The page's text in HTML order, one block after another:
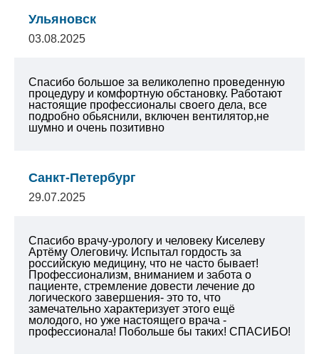
Ульяновск
03.08.2025
Спасибо большое за великолепно проведенную
процедуру и комфортную обстановку. Работают
настоящие профессионалы своего дела, все
подробно обьяснили, включен вентилятор,не
шумно и очень позитивно
Санкт-Петербург
29.07.2025
Спасибо врачу-урологу и человеку Киселеву
Артёму Олеговичу. Испытал гордость за
российскую медицину, что не часто бывает!
Профессионализм, вниманием и забота о
пациенте, стремление довести лечение до
логического завершения- это то, что
замечательно характеризует этого ещё
молодого, но уже настоящего врача -
профессионала! Побольше бы таких! СПАСИБО!